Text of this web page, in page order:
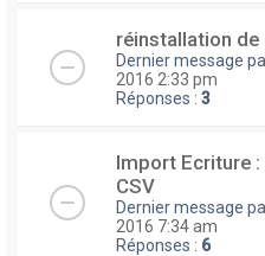
réinstallation de
Dernier message
2016 2:33 pm
Réponses : 3
Import Ecriture
CSV
Dernier message
2016 7:34 am
Réponses : 6